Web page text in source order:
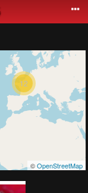
12
©OpenStreetMap